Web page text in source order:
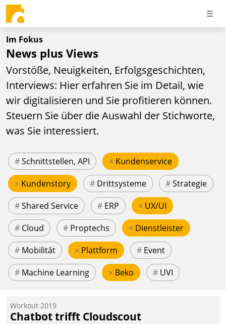
Im Fokus
News plus Views
Vorstöße, Neuigkeiten, Erfolgsgeschichten,
Interviews: Hier erfahren Sie im Detail, wie
wir digitalisieren und Sie profitieren können.
Steuern Sie über die Auswahl der Stichworte,
was Sie interessiert.
#Schnittstellen, API × Kundenservice
× Kundenstory # Drittsysteme #Strategie
#Shared Service # ERP × UX/UI
# Cloud # Proptechs × Dienstleister
# Mobilität × Plattform # Event
# Machine Learning × Beko # UVI
Workout 2019
Chatbot trifft Cloudscout